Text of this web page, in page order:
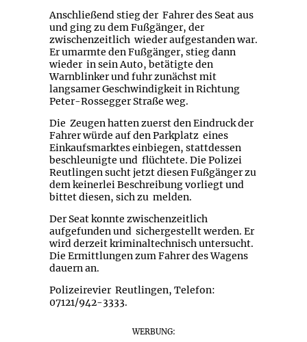
Anschließend stieg der Fahrer des Seat aus
und ging zu dem Fußgänger, der
zwischenzeitlich wieder aufgestanden war.
Er umarmte den Fußgänger, stieg dann
wieder in sein Auto, betätigte den
Warnblinker und fuhr zunächst mit
langsamer Geschwindigkeit in Richtung
Peter-Rossegger Straße weg.
Die Zeugen hatten zuerst den Eindruck der
Fahrer würde auf den Parkplatz eines
Einkaufsmarktes einbiegen, stattdessen
beschleunigte und flüchtete. Die Polizei
Reutlingen sucht jetzt diesen Fußgänger zu
dem keinerlei Beschreibung vorliegt und
bittet diesen, sich zu melden.
Der Seat konnte zwischenzeitlich
aufgefunden und sichergestellt werden. Er
wird derzeit kriminaltechnisch untersucht.
Die Ermittlungen zum Fahrer des Wagens
dauern an.
Polizeirevier Reutlingen, Telefon:
07121/942-3333.
WERBUNG: